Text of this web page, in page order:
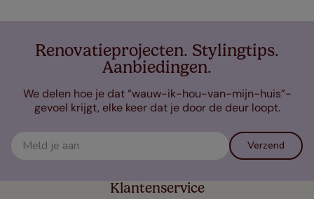
Renovatieprojecten. Stylingtips.
Aanbiedingen.
We delen hoe je dat “wauw-ik-hou-van-mijn-huis”-
gevoel krijgt, elke keer dat je door de deur loopt.
Verzend
Klantenservice